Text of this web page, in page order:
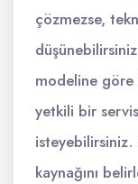
çözmezse,
modeline
yetkili bir
kaynağını